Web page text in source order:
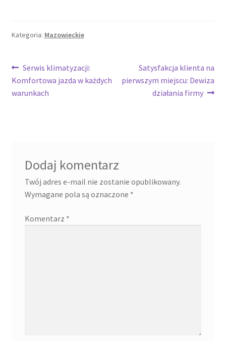
Kategoria: Mazowieckie
Nawigacja
wpisu
Poprzedni
wpis:
Serwis klimatyzacji:
Komfortowa jazda w każdych
warunkach
Następny
wpis:
Satysfakcja klienta na
pierwszym miejscu: Dewiza
działania firmy
Dodaj komentarz
Twój adres e-mail nie zostanie opublikowany.
Wymagane pola są oznaczone *
Komentarz *